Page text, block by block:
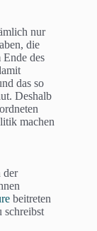
nur
die
des
das so
Deshalb
machen
der
beitreten
schreibst